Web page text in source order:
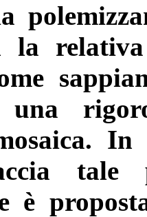
la relativa
una
In
tale
è